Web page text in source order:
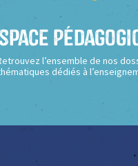
l’ensemble de nos
dédiés à